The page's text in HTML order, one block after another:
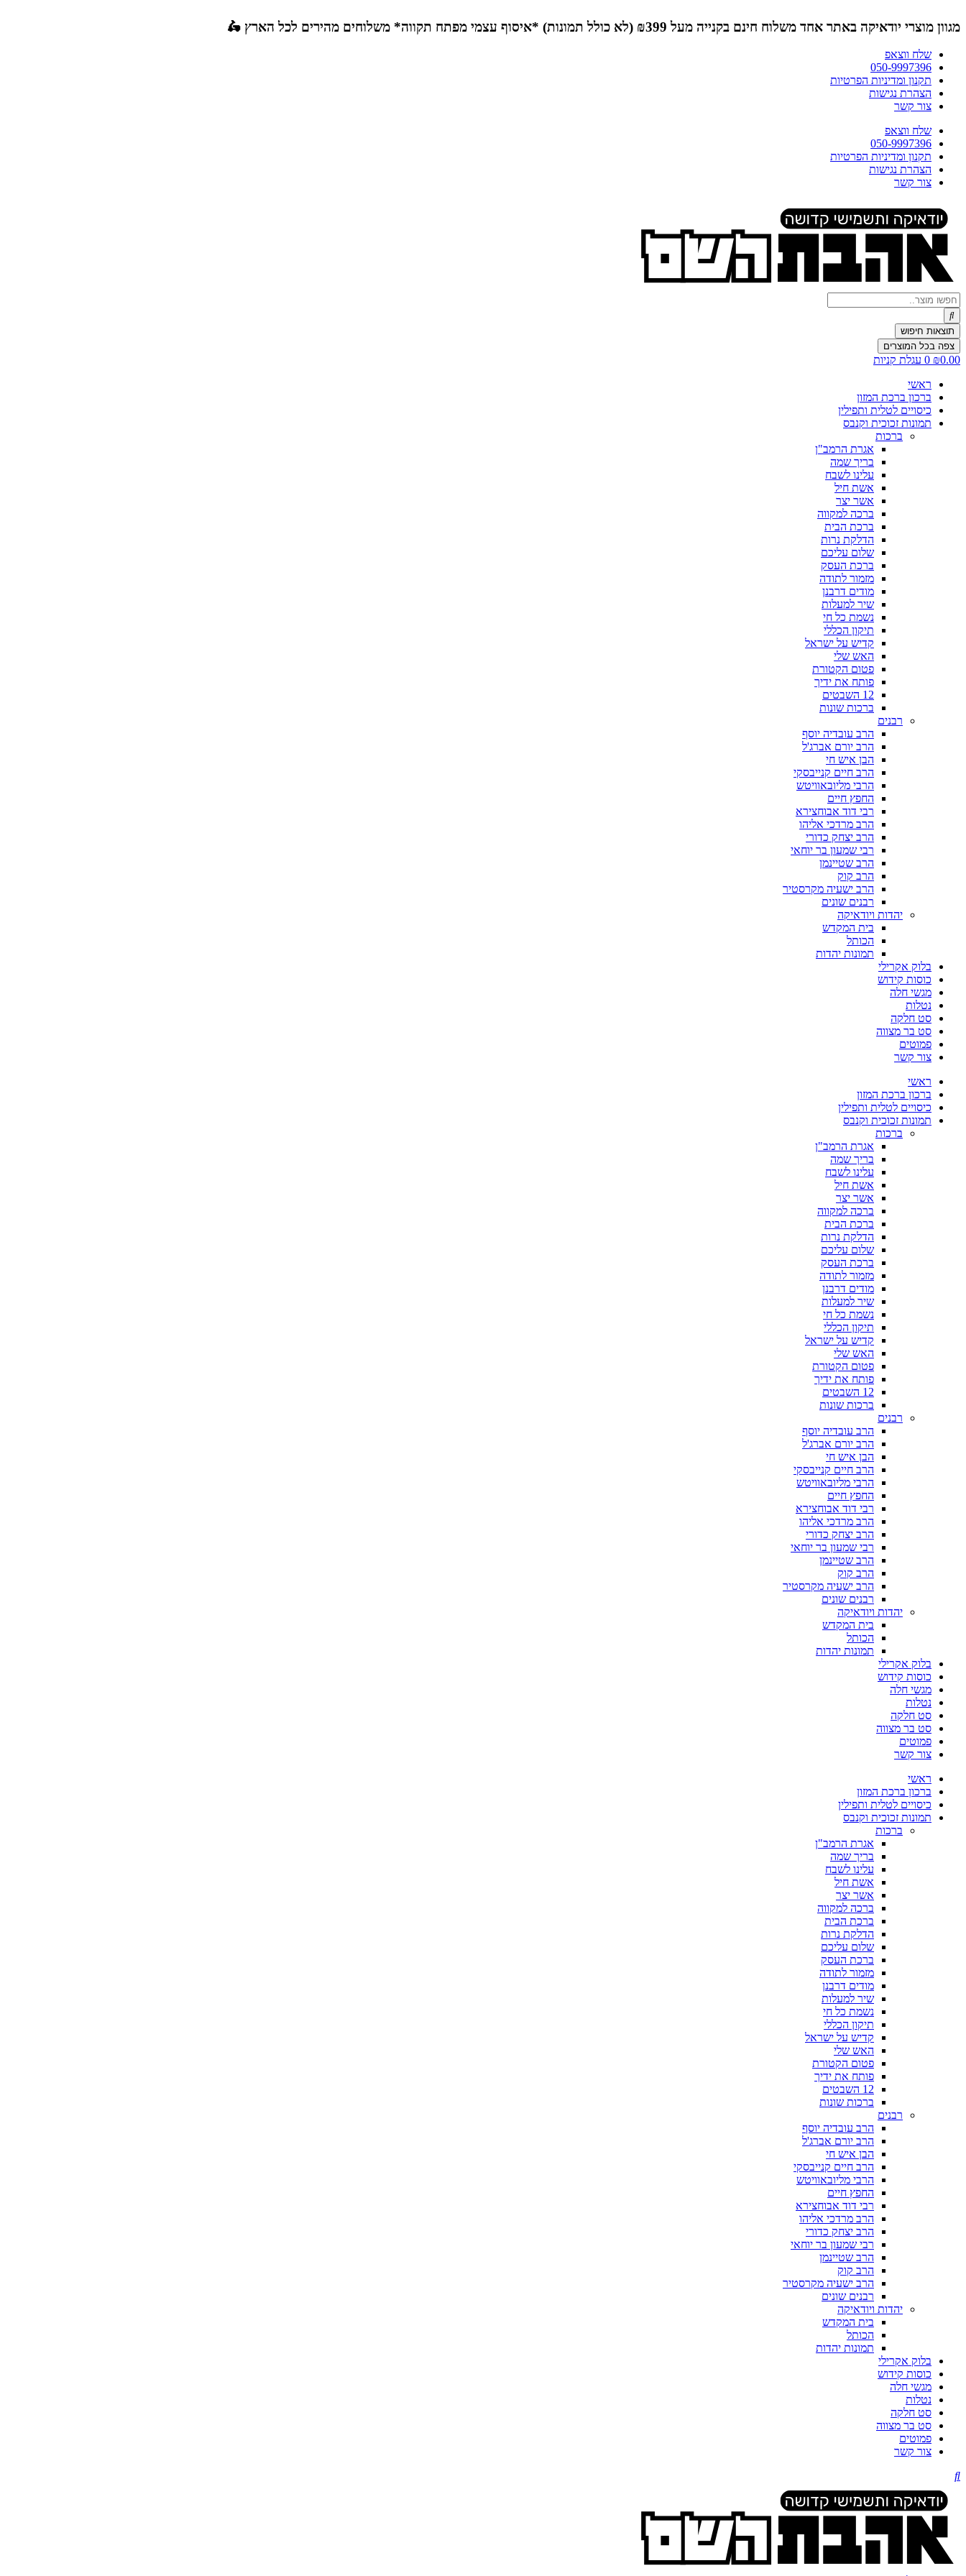
לתוכן
מגוון מוצרי יודאיקה באתר אחד משלוח חינם בקנייה מעל ₪399 (לא כולל תמונות) *איסוף עצמי מפתח תקווה* משלוחים מהירים לכל הארץ 🛵
שלח ווצאפ
050-9997396
תקנון ומדיניות הפרטיות
הצהרת נגישות
צור קשר
שלח ווצאפ
050-9997396
תקנון ומדיניות הפרטיות
הצהרת נגישות
צור קשר
Search
...
תוצאות חיפוש
צפה בכל המוצרים
₪0.00
0 עגלת קניות
ראשי
ברכון ברכת המזון
כיסויים לטלית ותפילין
תמונות זכוכית וקנבס
ברכות
אגרת הרמב"ן
בריך שמה
עלינו לשבח
אשת חיל
אשר יצר
ברכה למקווה
ברכת הבית
הדלקת נרות
שלום עליכם
ברכת העסק
מזמור לתודה
מודים דרבנן
שיר למעלות
נשמת כל חי
תיקון הכללי
קדיש על ישראל
האש שלי
פטום הקטורת
פותח את ידיך
12 השבטים
ברכות שונות
רבנים
הרב עובדיה יוסף
הרב יורם אברג'ל
הבן איש חי
הרב חיים קנייבסקי
הרבי מליובאוויטש
החפץ חיים
רבי דוד אבוחצירא
הרב מרדכי אליהו
הרב יצחק כדורי
רבי שמעון בר יוחאי
הרב שטיינמן
הרב קוק
הרב ישעיה מקרסטיר
רבנים שונים
יהדות ויודאיקה
בית המקדש
הכותל
תמונות יהדות
בלוק אקרילי
כוסות קידוש
מגשי חלה
נטלות
סט חלקה
סט בר מצווה
פמוטים
צור קשר
ראשי
ברכון ברכת המזון
כיסויים לטלית ותפילין
תמונות זכוכית וקנבס
ברכות
אגרת הרמב"ן
בריך שמה
עלינו לשבח
אשת חיל
אשר יצר
ברכה למקווה
ברכת הבית
הדלקת נרות
שלום עליכם
ברכת העסק
מזמור לתודה
מודים דרבנן
שיר למעלות
נשמת כל חי
תיקון הכללי
קדיש על ישראל
האש שלי
פטום הקטורת
פותח את ידיך
12 השבטים
ברכות שונות
רבנים
הרב עובדיה יוסף
הרב יורם אברג'ל
הבן איש חי
הרב חיים קנייבסקי
הרבי מליובאוויטש
החפץ חיים
רבי דוד אבוחצירא
הרב מרדכי אליהו
הרב יצחק כדורי
רבי שמעון בר יוחאי
הרב שטיינמן
הרב קוק
הרב ישעיה מקרסטיר
רבנים שונים
יהדות ויודאיקה
בית המקדש
הכותל
תמונות יהדות
בלוק אקרילי
כוסות קידוש
מגשי חלה
נטלות
סט חלקה
סט בר מצווה
פמוטים
צור קשר
ראשי
ברכון ברכת המזון
כיסויים לטלית ותפילין
תמונות זכוכית וקנבס
ברכות
אגרת הרמב"ן
בריך שמה
עלינו לשבח
אשת חיל
אשר יצר
ברכה למקווה
ברכת הבית
הדלקת נרות
שלום עליכם
ברכת העסק
מזמור לתודה
מודים דרבנן
שיר למעלות
נשמת כל חי
תיקון הכללי
קדיש על ישראל
האש שלי
פטום הקטורת
פותח את ידיך
12 השבטים
ברכות שונות
רבנים
הרב עובדיה יוסף
הרב יורם אברג'ל
הבן איש חי
הרב חיים קנייבסקי
הרבי מליובאוויטש
החפץ חיים
רבי דוד אבוחצירא
הרב מרדכי אליהו
הרב יצחק כדורי
רבי שמעון בר יוחאי
הרב שטיינמן
הרב קוק
הרב ישעיה מקרסטיר
רבנים שונים
יהדות ויודאיקה
בית המקדש
הכותל
תמונות יהדות
בלוק אקרילי
כוסות קידוש
מגשי חלה
נטלות
סט חלקה
סט בר מצווה
פמוטים
צור קשר